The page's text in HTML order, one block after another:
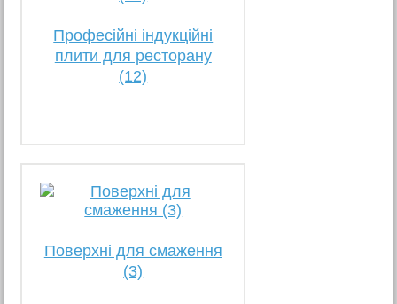
Професійні індукційні
плити для ресторану
(12)
Поверхні для смаження
(3)